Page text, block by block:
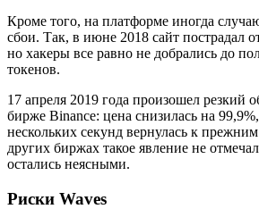
Кроме того, на платформе иногда
сбои. Так, в июне 2018 сайт пострадал
но хакеры все равно не добрались до
токенов.
17 апреля 2019 года произошел резкий
бирже Binance: цена снизилась на
нескольких секунд вернулась к
других биржах такое явление не
остались неясными.
Риски Waves